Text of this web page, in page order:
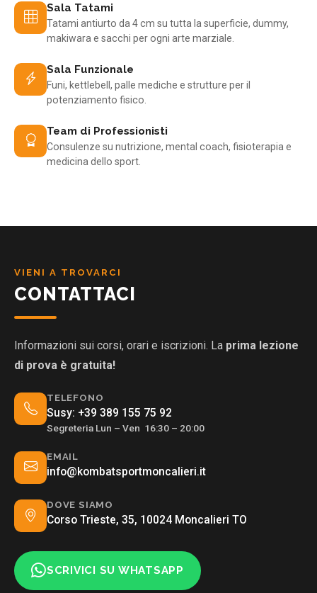
Sala Tatami
Tatami antiurto da 4 cm su tutta la superficie, dummy,
makiwara e sacchi per ogni arte marziale.
Sala Funzionale
Funi, kettlebell, palle mediche e strutture per il
potenziamento fisico.
Team di Professionisti
Consulenze su nutrizione, mental coach, fisioterapia e
medicina dello sport.
VIENI A TROVARCI
CONTATTACI
Informazioni sui corsi, orari e iscrizioni. La prima lezione
di prova è gratuita!
TELEFONO
Susy: +39 389 155 75 92
Segreteria Lun – Ven 16:30 – 20:00
EMAIL
info@kombatsportmoncalieri.it
DOVE SIAMO
Corso Trieste, 35, 10024 Moncalieri TO
SCRIVICI SU WHATSAPP